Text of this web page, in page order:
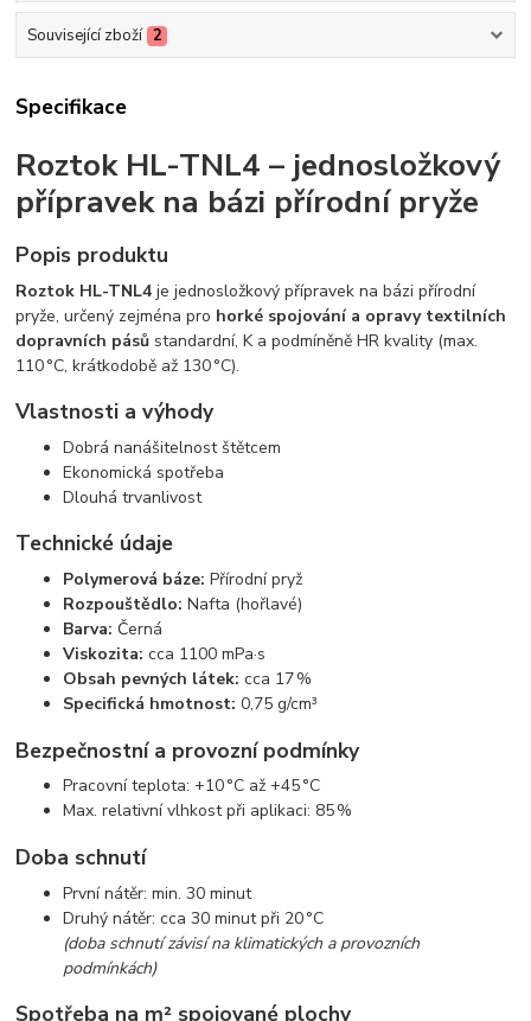
Související zboží 2
Specifikace
Roztok HL-TNL4 – jednosložkový
přípravek na bázi přírodní pryže
Popis produktu
Roztok HL-TNL4 je jednosložkový přípravek na bázi přírodní
pryže, určený zejména pro horké spojování a opravy textilních
dopravních pásů standardní, K a podmíněně HR kvality (max.
110 °C, krátkodobě až 130 °C).
Vlastnosti a výhody
Dobrá nanášitelnost štětcem
Ekonomická spotřeba
Dlouhá trvanlivost
Technické údaje
Polymerová báze: Přírodní pryž
Rozpouštědlo: Nafta (hořlavé)
Barva: Černá
Viskozita: cca 1100 mPa·s
Obsah pevných látek: cca 17 %
Specifická hmotnost: 0,75 g/cm³
Bezpečnostní a provozní podmínky
Pracovní teplota: +10 °C až +45 °C
Max. relativní vlhkost při aplikaci: 85 %
Doba schnutí
První nátěr: min. 30 minut
Druhý nátěr: cca 30 minut při 20 °C
(doba schnutí závisí na klimatických a provozních
podmínkách)
Spotřeba na m² spojované plochy